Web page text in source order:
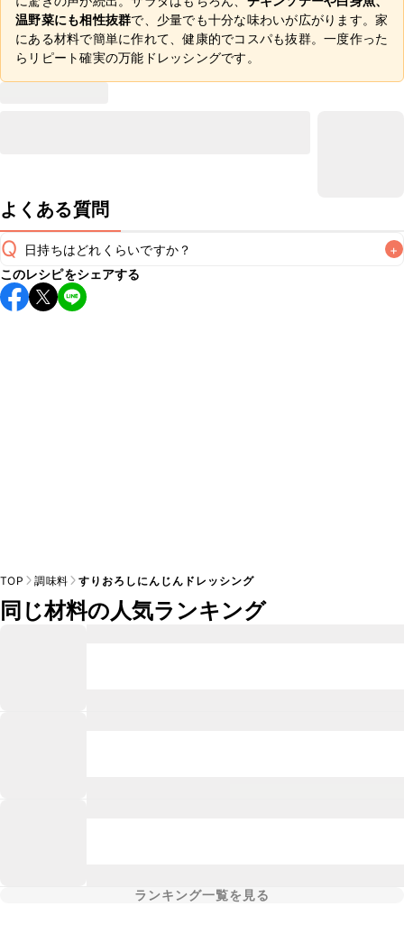
温野菜にも相性抜群で、少量でも十分な味わいが広がります。家
にある材料で簡単に作れて、健康的でコスパも抜群。一度作った
らリピート確実の万能ドレッシングです。
よくある質問
Q 日持ちはどれくらいですか？ +
保存期間は冷蔵で2~3日が目安です。なるべくお早めにお召
し上がりください。
このレシピをシェアする
TOP 調味料 すりおろしにんじんドレッシング
同じ材料の人気ランキング
ランキング一覧を見る